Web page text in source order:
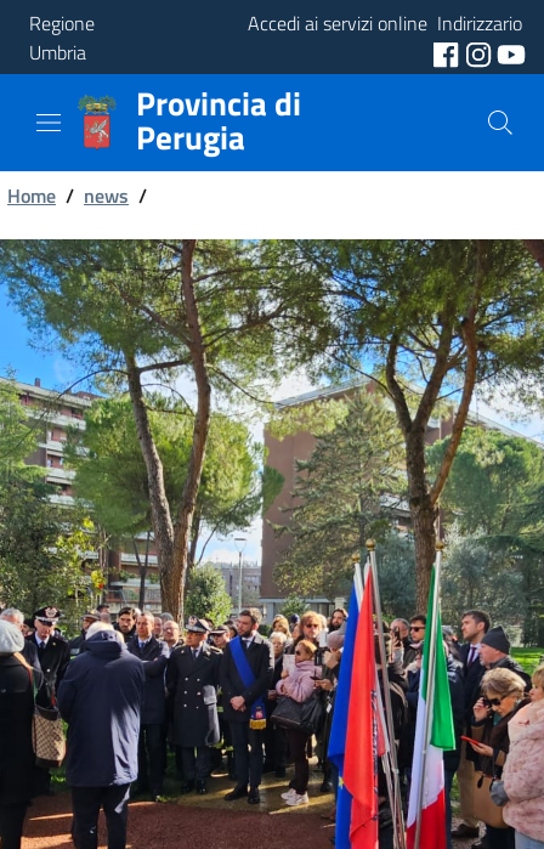
Regione
Umbria
Accedi ai servizi online Indirizzario
Provincia
Aree
Tematiche
Servizi
Provincia di
Perugia
Briciole
di
pane
Home / news /